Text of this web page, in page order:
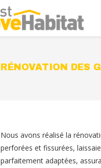
RÉNOVATION DES
Nous avons réalisé la
perforées et fissurées,
parfaitement adaptées,